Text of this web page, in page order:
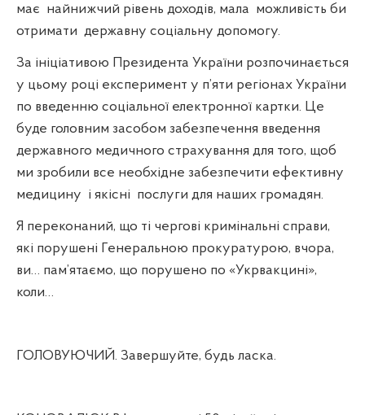
має найнижчий рівень доходів, мала можливість би
отримати державну соціальну допомогу.
За ініціативою Президента України розпочинається
у цьому році експеримент у п’яти регіонах України
по введенню соціальної електронної картки. Це
буде головним засобом забезпечення введення
державного медичного страхування для того, щоб
ми зробили все необхідне забезпечити ефективну
медицину і якісні послуги для наших громадян.
Я переконаний, що ті чергові кримінальні справи,
які порушені Генеральною прокуратурою, вчора,
ви… пам’ятаємо, що порушено по «Укрвакцині»,
коли…
ГОЛОВУЮЧИЙ. Завершуйте, будь ласка.